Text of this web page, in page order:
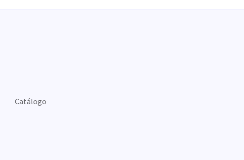
Catálogo